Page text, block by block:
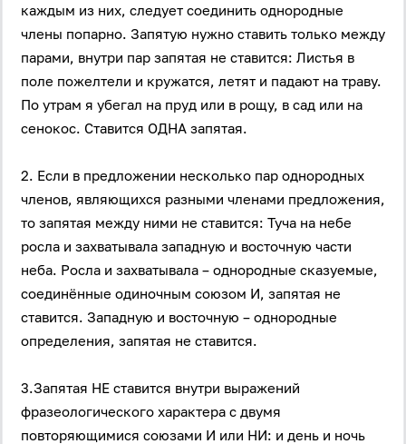
каждым из них, следует соединить однородные
члены попарно. Запятую нужно ставить только между
парами, внутри пар запятая не ставится: Листья в
поле пожелтели и кружатся, летят и падают на траву.
По утрам я убегал на пруд или в рощу, в сад или на
сенокос. Ставится ОДНА запятая.
2. Если в предложении несколько пар однородных
членов, являющихся разными членами предложения,
то запятая между ними не ставится: Туча на небе
росла и захватывала западную и восточную части
неба. Росла и захватывала – однородные сказуемые,
соединённые одиночным союзом И, запятая не
ставится. Западную и восточную – однородные
определения, запятая не ставится.
3.Запятая НЕ ставится внутри выражений
фразеологического характера с двумя
повторяющимися союзами И или НИ: и день и ночь